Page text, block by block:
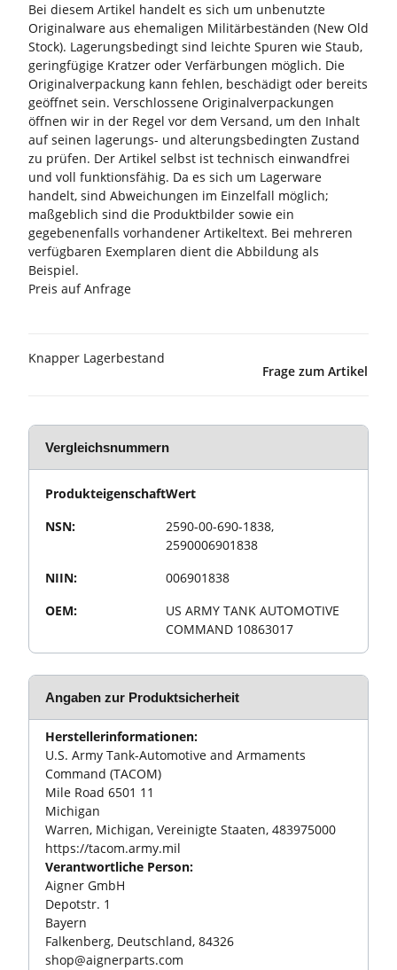
Bei diesem Artikel handelt es sich um unbenutzte
Originalware aus ehemaligen Militärbeständen (New Old
Stock). Lagerungsbedingt sind leichte Spuren wie Staub,
geringfügige Kratzer oder Verfärbungen möglich. Die
Originalverpackung kann fehlen, beschädigt oder bereits
geöffnet sein. Verschlossene Originalverpackungen
öffnen wir in der Regel vor dem Versand, um den Inhalt
auf seinen lagerungs- und alterungsbedingten Zustand
zu prüfen. Der Artikel selbst ist technisch einwandfrei
und voll funktionsfähig. Da es sich um Lagerware
handelt, sind Abweichungen im Einzelfall möglich;
maßgeblich sind die Produktbilder sowie ein
gegebenenfalls vorhandener Artikeltext. Bei mehreren
verfügbaren Exemplaren dient die Abbildung als
Beispiel.
Preis auf Anfrage
Knapper Lagerbestand
Frage zum Artikel
Vergleichsnummern
ProdukteigenschaftWert
NSN:
2590-00-690-1838,
2590006901838
NIIN:
006901838
OEM:
US ARMY TANK AUTOMOTIVE
COMMAND 10863017
Angaben zur Produktsicherheit
Herstellerinformationen:
U.S. Army Tank-Automotive and Armaments
Command (TACOM)
Mile Road 6501 11
Michigan
Warren, Michigan, Vereinigte Staaten, 483975000
https://tacom.army.mil
Verantwortliche Person:
Aigner GmbH
Depotstr. 1
Bayern
Falkenberg, Deutschland, 84326
shop@aignerparts.com